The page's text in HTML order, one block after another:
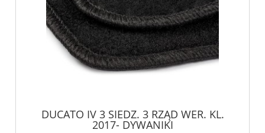
DUCATO IV 3 SIEDZ. 3 RZĄD WER. KL.
2017- DYWANIKI